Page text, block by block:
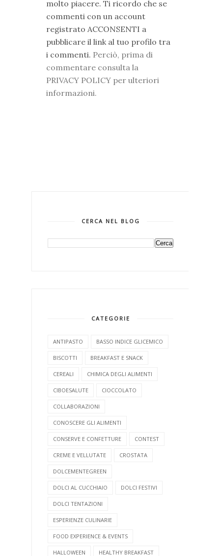
molto piacere. Ti ricordo che se
commenti con un account
registrato ACCONSENTI a
pubblicare il link al tuo profilo tra
i commenti. Perciò, prima di
commentare consulta la
PRIVACY POLICY per ulteriori
informazioni.
CERCA NEL BLOG
CATEGORIE
ANTIPASTO BASSO INDICE GLICEMICO
BISCOTTI BREAKFAST E SNACK
CEREALI CHIMICA DEGLI ALIMENTI
CIBOESALUTE CIOCCOLATO
COLLABORAZIONI
CONOSCERE GLI ALIMENTI
CONSERVE E CONFETTURE CONTEST
CREME E VELLUTATE CROSTATA
DOLCEMENTEGREEN
DOLCI AL CUCCHIAIO DOLCI FESTIVI
DOLCI TENTAZIONI
ESPERIENZE CULINARIE
FOOD EXPERIENCE & EVENTS
HALLOWEEN HEALTHY BREAKFAST